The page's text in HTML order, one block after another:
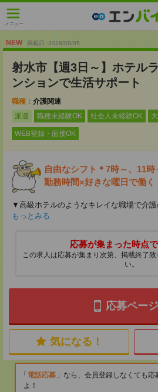
メニュー
NEW 掲載日 :2026/08/05
射水市【週3日～】ホテル
ンションで生活サポート
職種： 介護関連
派遣
職種未経験OK 社会人未経験OK
WEB登録・面接OK
自由なシフト＊7時～、11
勤務時間×好きな曜日で働く
▼高級ホテルのようなキレイな職場で介
もっとみる
応募が集まった時点
この求人は応募が集まり次第、掲載終了
い。
応募ペー
気になる！
電話応募
なら、会員登録しなくても応
よ！